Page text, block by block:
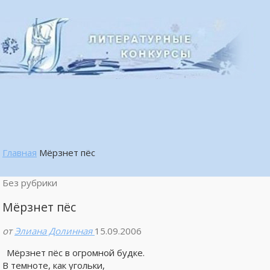
Главная Мёрзнет пёс
Без рубрики
Мёрзнет пёс
от Элиана Долинная 15.09.2006
Мёрзнет пёс в огромной будке.
В темноте, как угольки,